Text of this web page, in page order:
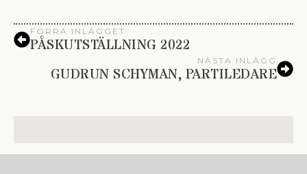
FÖRRA INLÄGGET
PÅSKUTSTÄLLNING 2022
NÄSTA INLÄGG
GUDRUN SCHYMAN, PARTILEDARE